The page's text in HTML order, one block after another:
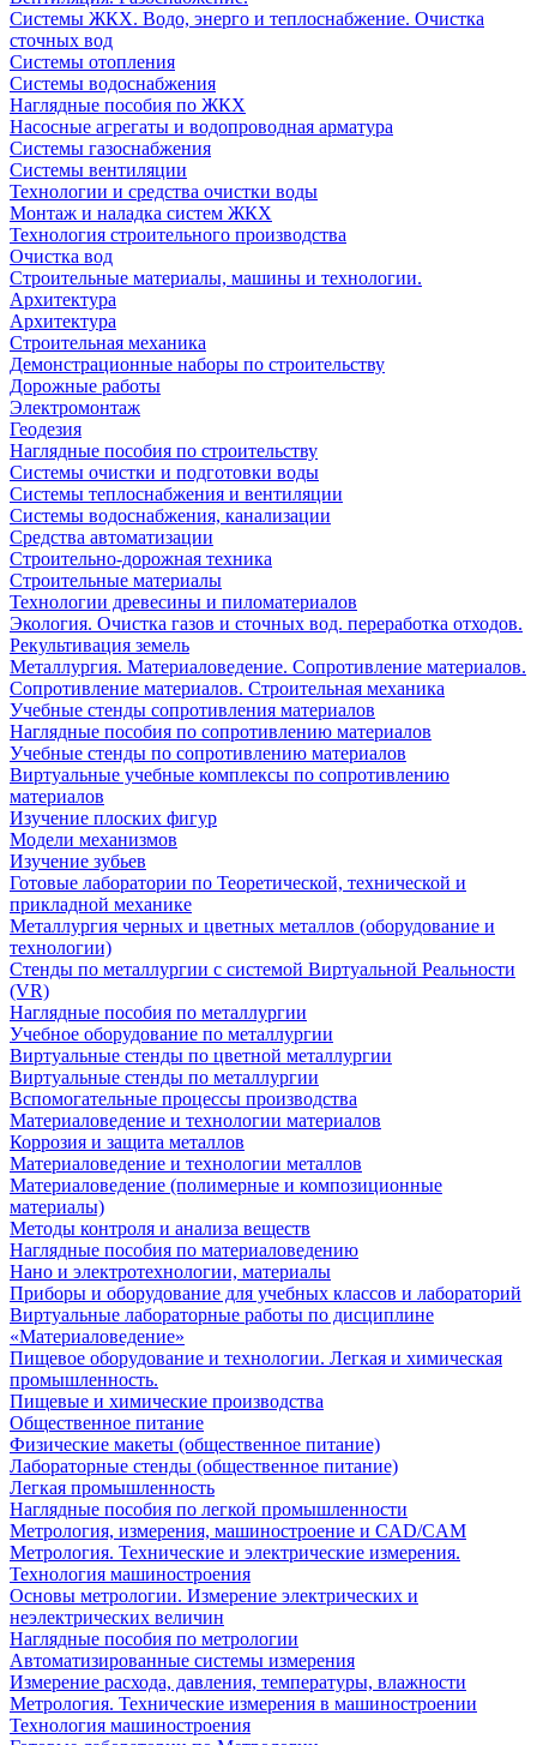
Системы ЖКХ. Водо, энерго и теплоснабжение. Очистка
сточных вод
Системы отопления
Системы водоснабжения
Наглядные пособия по ЖКХ
Насосные агрегаты и водопроводная арматура
Системы газоснабжения
Системы вентиляции
Технологии и средства очистки воды
Монтаж и наладка систем ЖКХ
Технология строительного производства
Очистка вод
Строительные материалы, машины и технологии.
Архитектура
Архитектура
Cтроительная механика
Демонстрационные наборы по строительству
Дорожные работы
Электромонтаж
Геодезия
Наглядные пособия по строительству
Системы очистки и подготовки воды
Системы теплоснабжения и вентиляции
Системы водоснабжения, канализации
Средства автоматизации
Строительно-дорожная техника
Строительные материалы
Технологии древесины и пиломатериалов
Экология. Очистка газов и сточных вод. переработка отходов.
Рекультивация земель
Металлургия. Материаловедение. Сопротивление материалов.
Сопротивление материалов. Строительная механика
Учебные стенды сопротивления материалов
Наглядные пособия по сопротивлению материалов
Учебные стенды по сопротивлению материалов
Виртуальные учебные комплексы по сопротивлению
материалов
Изучение плоских фигур
Модели механизмов
Изучение зубьев
Готовые лаборатории по Теоретической, технической и
прикладной механике
Металлургия черных и цветных металлов (оборудование и
технологии)
Cтенды по металлургии с системой Виртуальной Реальности
(VR)
Наглядные пособия по металлургии
Учебное оборудование по металлургии
Виртуальные стенды по цветной металлургии
Виртуальные стенды по металлургии
Вспомогательные процессы производства
Материаловедение и технологии материалов
Коррозия и защита металлов
Материаловедение и технологии металлов
Материаловедение (полимерные и композиционные
материалы)
Методы контроля и анализа веществ
Наглядные пособия по материаловедению
Нано и электротехнологии, материалы
Приборы и оборудование для учебных классов и лабораторий
Виртуальные лабораторные работы по дисциплине
«Материаловедение»
Пищевое оборудование и технологии. Легкая и химическая
промышленность.
Пищевые и химические производства
Общественное питание
Физические макеты (общественное питание)
Лабораторные стенды (общественное питание)
Легкая промышленность
Наглядные пособия по легкой промышленности
Метрология, измерения, машиностроение и CAD/CAM
Метрология. Технические и электрические измерения.
Технология машиностроения
Основы метрологии. Измерение электрических и
неэлектрических величин
Наглядные пособия по метрологии
Автоматизированные системы измерения
Измерение расхода, давления, температуры, влажности
Метрология. Технические измерения в машиностроении
Технология машиностроения